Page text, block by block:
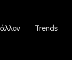
Trends